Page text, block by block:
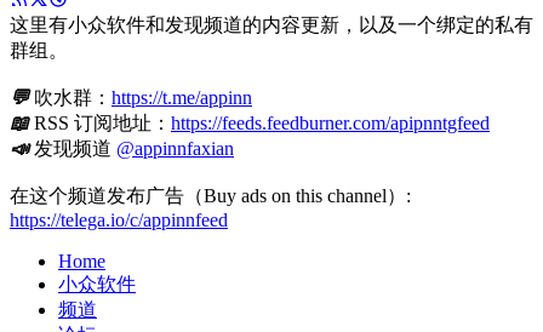
这里有小众软件和发现频道的内容更新，以及一个绑定的私有
群组。
💬吹水群： https://t.me/appinn
📖RSS 订阅地址： https://feeds.feedburner.com/apipnntgfeed
📣发现频道 @appinnfaxian
在这个频道发布广告（Buy ads on this channel）:
https://telega.io/c/appinnfeed
Home
小众软件
频道